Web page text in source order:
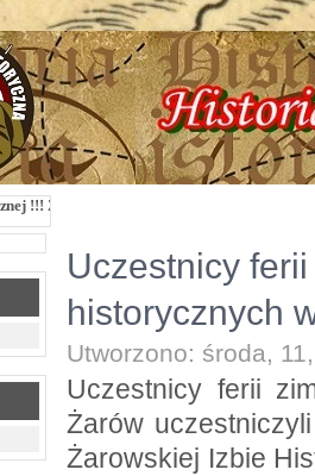
ul. Dworcowa 3 !!! e-mail:
Uczestnicy
historycznych
Utworzono: środa,
Uczestnicy ferii
Żarów
Żarowskiej Izbie